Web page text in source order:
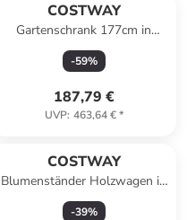
COSTWAY
Gartenschrank 177cm in
Hellbraun
-59%
187,79 €
UVP: 463,64 €*
COSTWAY
Blumenständer Holzwagen in
Braun
-39%